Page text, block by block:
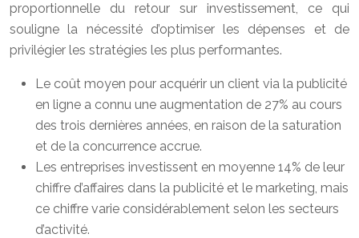
proportionnelle du retour sur investissement, ce qui
souligne la nécessité d’optimiser les dépenses et de
privilégier les stratégies les plus performantes.
Le coût moyen pour acquérir un client via la publicité
en ligne a connu une augmentation de 27% au cours
des trois dernières années, en raison de la saturation
et de la concurrence accrue.
Les entreprises investissent en moyenne 14% de leur
chiffre d’affaires dans la publicité et le marketing, mais
ce chiffre varie considérablement selon les secteurs
d’activité.